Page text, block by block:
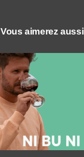
Vous aimerez aussi